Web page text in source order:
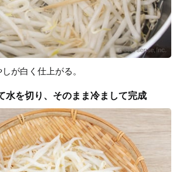
が白く仕上がる。
水を切り、そのまま冷まして完成